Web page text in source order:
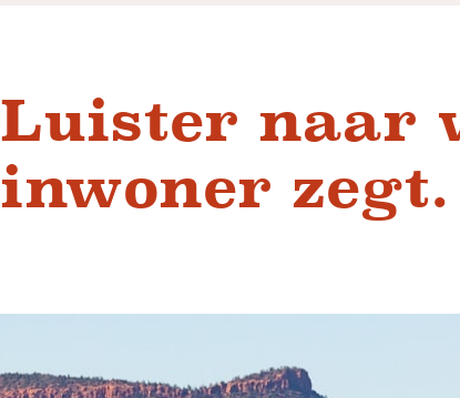
Luister naar
inwoner zegt.